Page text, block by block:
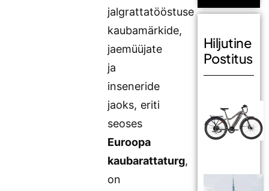
jalgrattatööstuse
kaubamärkide,
jaemüüjate
ja
inseneride
jaoks, eriti
seoses
Euroopa
kaubarattaturg,
on
Hiljutine
Postitus